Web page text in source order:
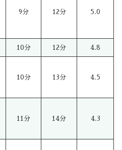
9分 12分 5.0
10分 12分 4.8
10分 13分 4.5
11分 14分 4.3